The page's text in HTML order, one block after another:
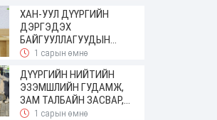
ХАН-УУЛ ДҮҮРГИЙН
ДЭРГЭДЭХ
БАЙГУУЛЛАГУУДЫН
УДИРДАХ АЖИЛТНЫ
ЗОХИОН БАЙГУУЛАГДЛАА
1 сарын өмнө
ДҮҮРГИЙН НИЙТИЙН
ЭЗЭМШЛИЙН ГУДАМЖ,
ЗАМ ТАЛБАЙН ЗАСВАР,
ШИНЭЧЛЭЛТИЙН АЖИЛ
1 сарын өмнө